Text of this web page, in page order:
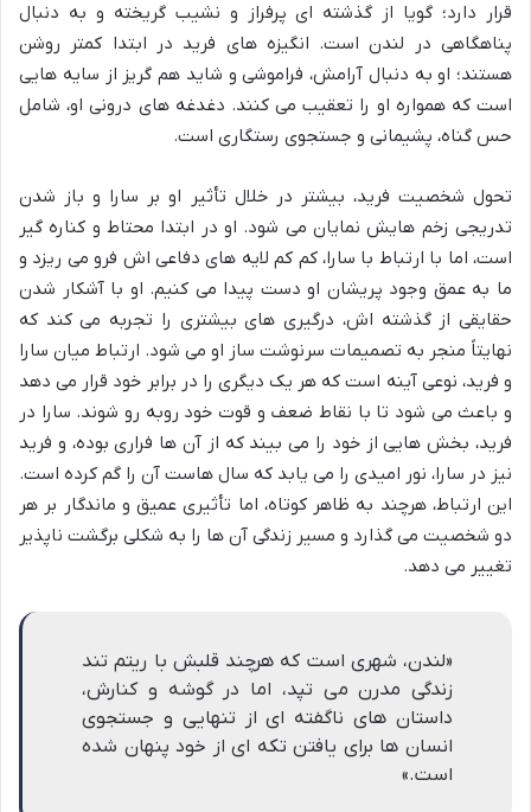
قرار دارد؛ گویا از گذشته ای پرفراز و نشیب گریخته و به دنبال
پناهگاهی در لندن است. انگیزه های فرید در ابتدا کمتر روشن
هستند؛ او به دنبال آرامش، فراموشی و شاید هم گریز از سایه هایی
است که همواره او را تعقیب می کنند. دغدغه های درونی او، شامل
حس گناه، پشیمانی و جستجوی رستگاری است.
تحول شخصیت فرید، بیشتر در خلال تأثیر او بر سارا و باز شدن
تدریجی زخم هایش نمایان می شود. او در ابتدا محتاط و کناره گیر
است، اما با ارتباط با سارا، کم کم لایه های دفاعی اش فرو می ریزد و
ما به عمق وجود پریشان او دست پیدا می کنیم. او با آشکار شدن
حقایقی از گذشته اش، درگیری های بیشتری را تجربه می کند که
نهایتاً منجر به تصمیمات سرنوشت ساز او می شود. ارتباط میان سارا
و فرید، نوعی آینه است که هر یک دیگری را در برابر خود قرار می دهد
و باعث می شود تا با نقاط ضعف و قوت خود روبه رو شوند. سارا در
فرید، بخش هایی از خود را می بیند که از آن ها فراری بوده، و فرید
نیز در سارا، نور امیدی را می یابد که سال هاست آن را گم کرده است.
این ارتباط، هرچند به ظاهر کوتاه، اما تأثیری عمیق و ماندگار بر هر
دو شخصیت می گذارد و مسیر زندگی آن ها را به شکلی برگشت ناپذیر
تغییر می دهد.
«لندن، شهری است که هرچند قلبش با ریتم تند
زندگی مدرن می تپد، اما در گوشه و کنارش،
داستان های ناگفته ای از تنهایی و جستجوی
انسان ها برای یافتن تکه ای از خود پنهان شده
است.»